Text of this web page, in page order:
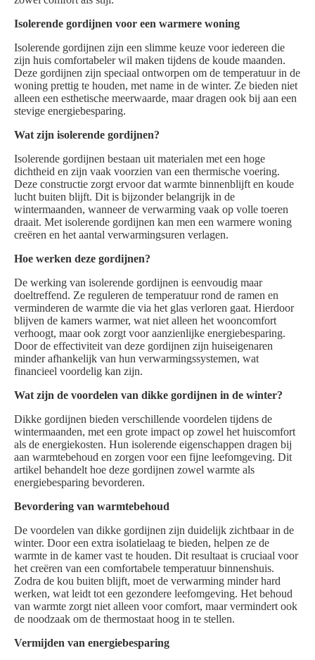
Isolerende gordijnen voor een warmere woning
Isolerende gordijnen zijn een slimme keuze voor iedereen die
zijn huis comfortabeler wil maken tijdens de koude maanden.
Deze gordijnen zijn speciaal ontworpen om de temperatuur in de
woning prettig te houden, met name in de winter. Ze bieden niet
alleen een esthetische meerwaarde, maar dragen ook bij aan een
stevige energiebesparing.
Wat zijn isolerende gordijnen?
Isolerende gordijnen bestaan uit materialen met een hoge
dichtheid en zijn vaak voorzien van een thermische voering.
Deze constructie zorgt ervoor dat warmte binnenblijft en koude
lucht buiten blijft. Dit is bijzonder belangrijk in de
wintermaanden, wanneer de verwarming vaak op volle toeren
draait. Met isolerende gordijnen kan men een warmere woning
creëren en het aantal verwarmingsuren verlagen.
Hoe werken deze gordijnen?
De werking van isolerende gordijnen is eenvoudig maar
doeltreffend. Ze reguleren de temperatuur rond de ramen en
verminderen de warmte die via het glas verloren gaat. Hierdoor
blijven de kamers warmer, wat niet alleen het wooncomfort
verhoogt, maar ook zorgt voor aanzienlijke energiebesparing.
Door de effectiviteit van deze gordijnen zijn huiseigenaren
minder afhankelijk van hun verwarmingssystemen, wat
financieel voordelig kan zijn.
Wat zijn de voordelen van dikke gordijnen in de winter?
Dikke gordijnen bieden verschillende voordelen tijdens de
wintermaanden, met een grote impact op zowel het huiscomfort
als de energiekosten. Hun isolerende eigenschappen dragen bij
aan warmtebehoud en zorgen voor een fijne leefomgeving. Dit
artikel behandelt hoe deze gordijnen zowel warmte als
energiebesparing bevorderen.
Bevordering van warmtebehoud
De voordelen van dikke gordijnen zijn duidelijk zichtbaar in de
winter. Door een extra isolatielaag te bieden, helpen ze de
warmte in de kamer vast te houden. Dit resultaat is cruciaal voor
het creëren van een comfortabele temperatuur binnenshuis.
Zodra de kou buiten blijft, moet de verwarming minder hard
werken, wat leidt tot een gezondere leefomgeving. Het behoud
van warmte zorgt niet alleen voor comfort, maar vermindert ook
de noodzaak om de thermostaat hoog in te stellen.
Vermijden van energiebesparing